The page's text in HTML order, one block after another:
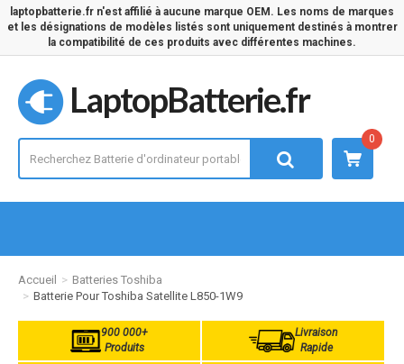
laptopbatterie.fr n'est affilié à aucune marque OEM. Les noms de marques
et les désignations de modèles listés sont uniquement destinés à montrer
la compatibilité de ces produits avec différentes machines.
LaptopBatterie.fr
0
Accueil
Batteries Toshiba
Batterie Pour Toshiba Satellite L850-1W9
900 000+
Produits
Livraison
Rapide